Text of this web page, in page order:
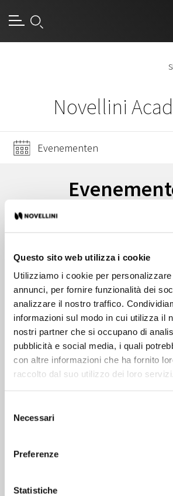
Questo sito web utilizza i cookie
Utilizziamo i cookie per
annunci, per fornire funzionalità dei
analizzare il nostro traffico.
informazioni sul modo in cui utilizza il
nostri partner che si occupano di
pubblicità e social media, i quali
con altre informazioni che ha fornito
raccolto dal suo utilizzo dei loro servizi.
delNecessari
Preferenze
Statistiche
Novellini
Evenementen
Families
Jongeren
Sport
Het
MantuaFestivaletteratura
Mantua 6-10 September 2017
Novellini is de enige partner van twee literaire
Literatuurfestival.
Blijf op de hoogte! Meld u aan voor onze
het nieuws te vernemen.